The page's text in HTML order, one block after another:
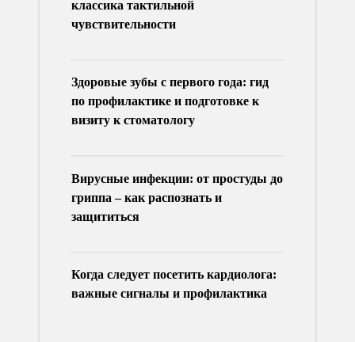
классика тактильной
чувствительности
Здоровые зубы с первого года: гид
по профилактике и подготовке к
визиту к стоматологу
Вирусные инфекции: от простуды до
гриппа – как распознать и
защититься
Когда следует посетить кардиолога:
важные сигналы и профилактика